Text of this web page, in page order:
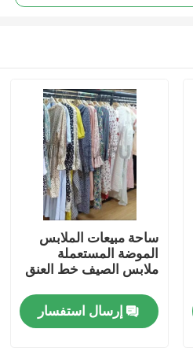
ساحة مبيعات الملابس
الموضة المستعملة
ملابس الصيف خط العنق
إرسال استفسار